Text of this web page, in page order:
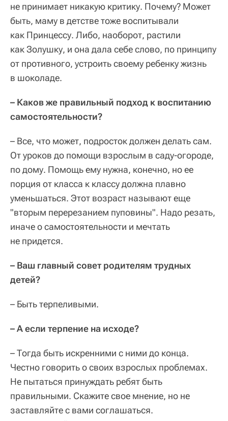
не принимает никакую критику. Почему? Может
быть, маму в детстве тоже воспитывали
как Принцессу. Либо, наоборот, растили
как Золушку, и она дала себе слово, по принципу
от противного, устроить своему ребенку жизнь
в шоколаде.
– Каков же правильный подход к воспитанию
самостоятельности?
– Все, что может, подросток должен делать сам.
От уроков до помощи взрослым в саду-огороде,
по дому. Помощь ему нужна, конечно, но ее
порция от класса к классу должна плавно
уменьшаться. Этот возраст называют еще
"вторым перерезанием пуповины". Надо резать,
иначе о самостоятельности и мечтать
не придется.
– Ваш главный совет родителям трудных
детей?
– Быть терпеливыми.
– А если терпение на исходе?
– Тогда быть искренними с ними до конца.
Честно говорить о своих взрослых проблемах.
Не пытаться принуждать ребят быть
правильными. Скажите свое мнение, но не
заставляйте с вами соглашаться.